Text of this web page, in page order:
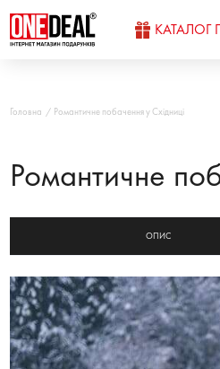
КАТАЛОГ
Головна Романтичне побачення у Східниці
Романтичне
ОПИС